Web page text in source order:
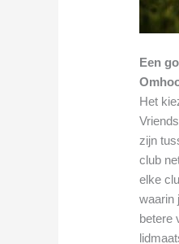
Een
Het
zijn
club
elke
waarin
betere